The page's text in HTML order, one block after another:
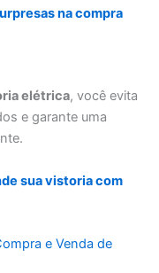
na compra
elétrica, você evita
e garante uma
sua vistoria com
e Venda de